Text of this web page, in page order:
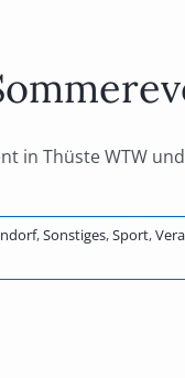
in Thüste WTW
,Sonstiges,Sport,